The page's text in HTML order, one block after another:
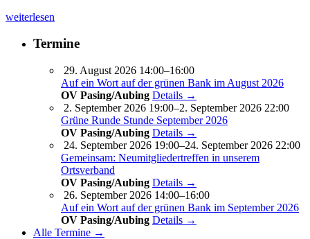
weiterlesen
Termine
29. August 2026 14:00–16:00
Auf ein Wort auf der grünen Bank im August 2026
OV Pasing/Aubing Details →
2. September 2026 19:00–2. September 2026 22:00
Grüne Runde Stunde September 2026
OV Pasing/Aubing Details →
24. September 2026 19:00–24. September 2026 22:00
Gemeinsam: Neumitgliedertreffen in unserem
Ortsverband
OV Pasing/Aubing Details →
26. September 2026 14:00–16:00
Auf ein Wort auf der grünen Bank im September 2026
OV Pasing/Aubing Details →
Alle Termine →